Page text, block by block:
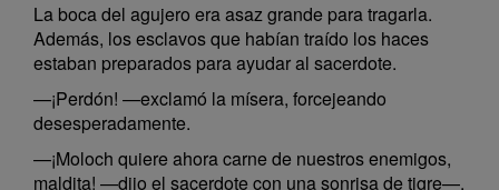
La boca del agujero era asaz grande para tragarla.
Además, los esclavos que habían traído los haces
estaban preparados para ayudar al sacerdote.
—¡Perdón! —exclamó la mísera, forcejeando
desesperadamente.
—¡Moloch quiere ahora carne de nuestros enemigos,
maldita! —dijo el sacerdote con una sonrisa de tigre—.